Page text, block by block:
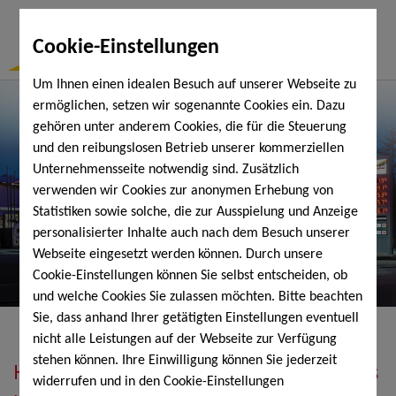
Cookie-Einstellungen
Um Ihnen einen idealen Besuch auf unserer Webseite zu
ermöglichen, setzen wir sogenannte Cookies ein. Dazu
gehören unter anderem Cookies, die für die Steuerung
und den reibungslosen Betrieb unserer kommerziellen
Unternehmensseite notwendig sind. Zusätzlich
verwenden wir Cookies zur anonymen Erhebung von
Statistiken sowie solche, die zur Ausspielung und Anzeige
personalisierter Inhalte auch nach dem Besuch unserer
Webseite eingesetzt werden können. Durch unsere
Cookie-Einstellungen können Sie selbst entscheiden, ob
und welche Cookies Sie zulassen möchten. Bitte beachten
Sie, dass anhand Ihrer getätigten Einstellungen eventuell
nicht alle Leistungen auf der Webseite zur Verfügung
stehen können. Ihre Einwilligung können Sie jederzeit
widerrufen und in den Cookie-Einstellungen
Heizöl, Diesel, Schmierstoffe, Holzpellets